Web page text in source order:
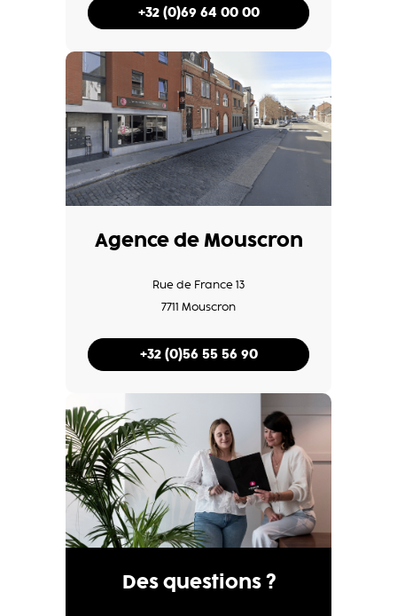
+32 (0)69 64 00 00
Agence de Mouscron
Rue de France 13
7711 Mouscron
+32 (0)56 55 56 90
Des questions ?